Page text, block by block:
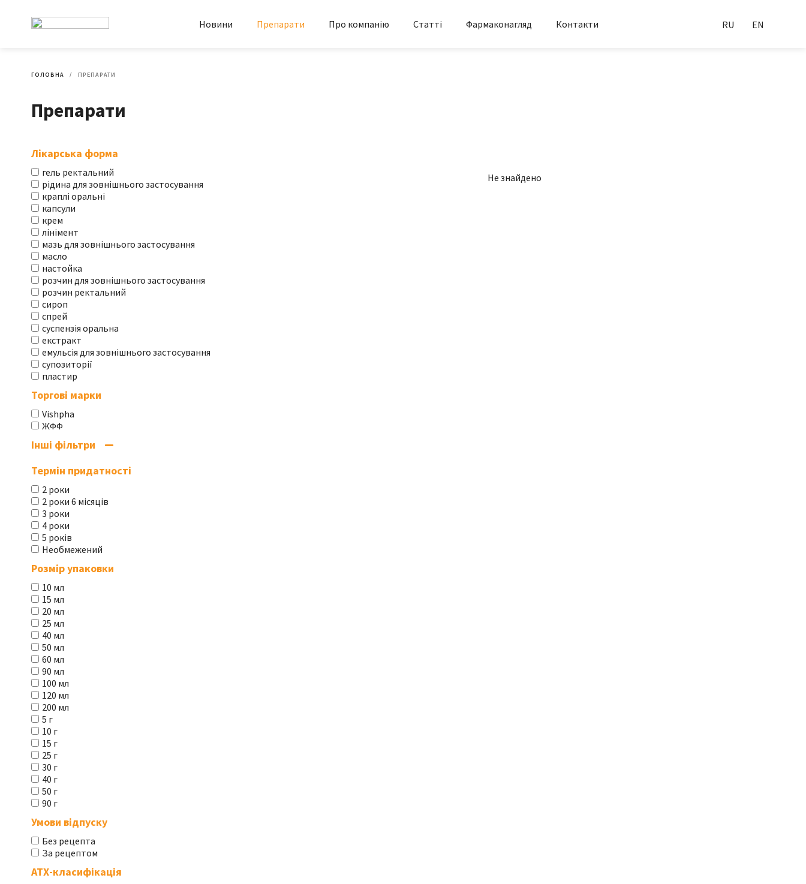
Новини Препарати Про компанію Статті Фармаконагляд Контакти RU EN
ГОЛОВНА ПРЕПАРАТИ
Препарати
Лікарська форма
гель ректальний
рідина для зовнішнього застосування
краплі оральні
капсули
крем
лінімент
мазь для зовнішнього застосування
масло
настойка
розчин для зовнішнього застосування
розчин ректальний
сироп
спрей
суспензія оральна
екстракт
емульсія для зовнішнього застосування
супозиторії
пластир
Торгові марки
Vishpha
ЖФФ
Інші фільтри
Термін придатності
2 роки
2 роки 6 місяців
3 роки
4 роки
5 років
Необмежений
Розмір упаковки
10 мл
15 мл
20 мл
25 мл
40 мл
50 мл
60 мл
90 мл
100 мл
120 мл
200 мл
5 г
10 г
15 г
25 г
30 г
40 г
50 г
90 г
Умови відпуску
Без рецепта
За рецептом
АТХ-класифікація
Не знайдено